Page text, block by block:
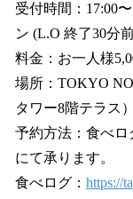
受付時間：17:00
ン (L.O 終了30分
料金：お一人様
場所：TOKYO
タワー8階テラス）
予約方法：食べロ
にて承ります。
食べログ： https://